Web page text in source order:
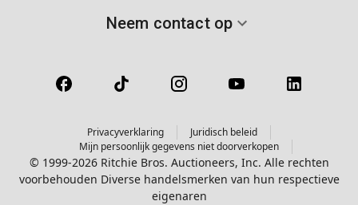
Neem contact op
Privacyverklaring
Juridisch beleid
Mijn persoonlijk gegevens niet doorverkopen
© 1999-2026 Ritchie Bros. Auctioneers, Inc. Alle rechten
voorbehouden Diverse handelsmerken van hun respectieve
eigenaren